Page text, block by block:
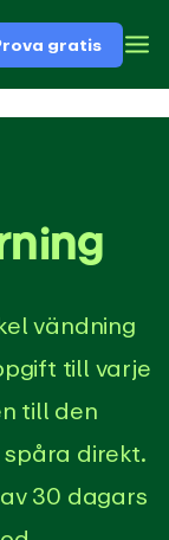
gratis
vändning
till varje
till den
direkt.
30 dagars